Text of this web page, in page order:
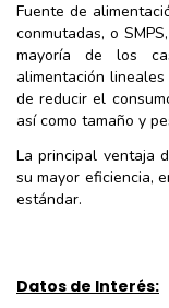
Fuente de
conmutadas, o
mayoría de los
alimentación
de reducir el
así como tamaño y
La principal ventaja
su mayor eficiencia,
estándar.
Datos de Interés: